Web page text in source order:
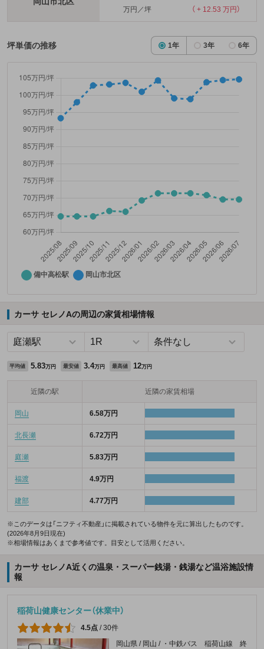
万円／坪 （ + 12.53 万円）
坪単価の推移 1年 3年 6年
カーサ セレノAの周辺の家賃相場情報
平均値 5.83万円 最安値 3.4万円 最高値 12万円
近隣の駅 近隣の家賃相場
岡山 6.58万円
北長瀬 6.72万円
庭瀬 5.83万円
福渡 4.9万円
建部 4.77万円
※このデータは「ニフティ不動産」に掲載されている物件を元に算出したものです。
(2026年8月9日現在)
※相場情報はあくまで参考値です。目安として活用ください。
カーサ セレノA近くの温泉・スーパー銭湯・銭湯など温浴施設情
報
稲荷山健康センター（休業中）
4.5点 /30件
岡山県 / 岡山 / ・中鉄バス 稲荷山線 終